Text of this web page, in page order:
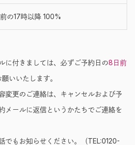
の17時以降 100%
に付きましては、必ずご予約日の8日前
いいたします。
変更のご連絡は、キャンセルおよび予
メールに返信というかたちでご連絡を
でもお知らせください。（TEL:0120-